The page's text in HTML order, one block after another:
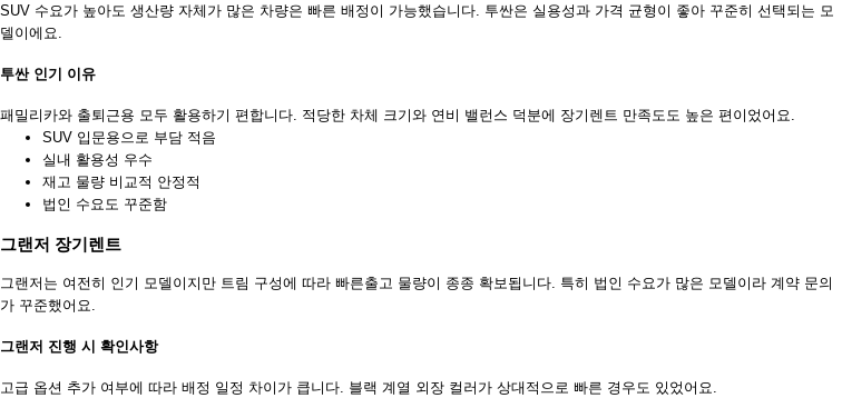
SUV 수요가 높아도 생산량 자체가 많은 차량은 빠른 배정이 가능했습니다. 투싼은 실용성과 가격 균형이 좋아 꾸준히 선택되는 모
델이에요.
투싼 인기 이유
패밀리카와 출퇴근용 모두 활용하기 편합니다. 적당한 차체 크기와 연비 밸런스 덕분에 장기렌트 만족도도 높은 편이었어요.
SUV 입문용으로 부담 적음
실내 활용성 우수
재고 물량 비교적 안정적
법인 수요도 꾸준함
그랜저 장기렌트
그랜저는 여전히 인기 모델이지만 트림 구성에 따라 빠른출고 물량이 종종 확보됩니다. 특히 법인 수요가 많은 모델이라 계약 문의
가 꾸준했어요.
그랜저 진행 시 확인사항
고급 옵션 추가 여부에 따라 배정 일정 차이가 큽니다. 블랙 계열 외장 컬러가 상대적으로 빠른 경우도 있었어요.